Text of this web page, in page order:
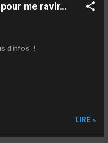
me ravir...
d'infos" !
LIRE »